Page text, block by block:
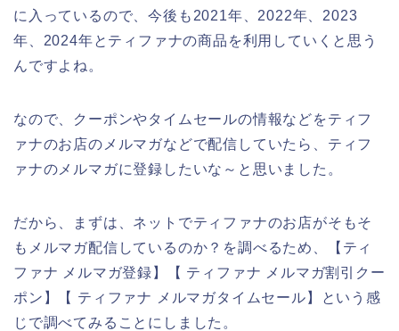
に入っているので、今後も2021年、2022年、2023
年、2024年とティファナの商品を利用していくと思う
んですよね。
なので、クーポンやタイムセールの情報などをティフ
ァナのお店のメルマガなどで配信していたら、ティフ
ァナのメルマガに登録したいな～と思いました。
だから、まずは、ネットでティファナのお店がそもそ
もメルマガ配信しているのか？を調べるため、【ティ
ファナ メルマガ登録】【 ティファナ メルマガ割引クー
ポン】【 ティファナ メルマガタイムセール】という感
じで調べてみることにしました。